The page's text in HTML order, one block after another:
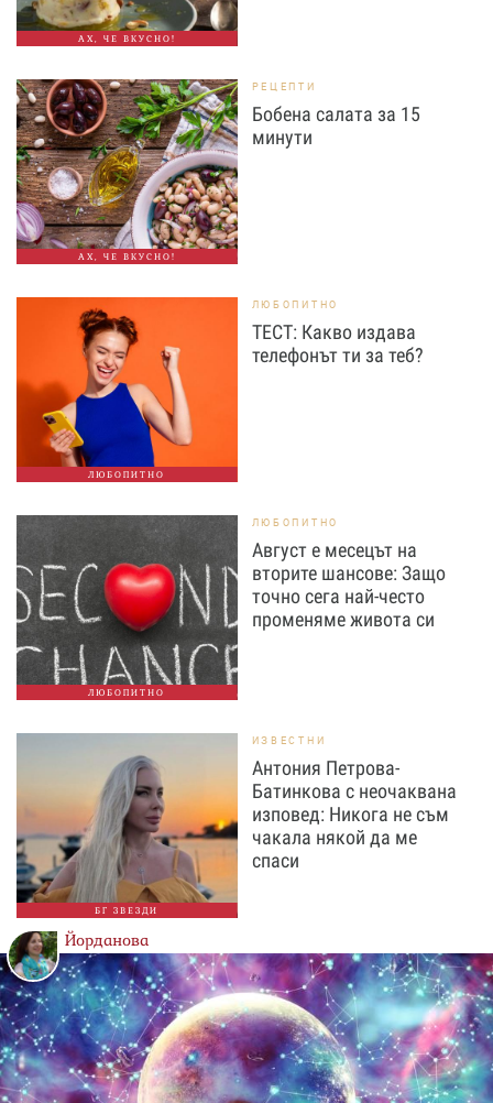
АХ, ЧЕ ВКУСНО!
АХ, ЧЕ ВКУСНО!
РЕЦЕПТИ
Бобена салата за 15
минути
ЛЮБОПИТНО
ЛЮБОПИТНО
ТЕСТ: Какво издава
телефонът ти за теб?
ЛЮБОПИТНО
ЛЮБОПИТНО
Август е месецът на
вторите шансове: Защо
точно сега най-често
променяме живота си
БГ ЗВЕЗДИ
ИЗВЕСТНИ
Антония Петрова-
Батинкова с неочаквана
изповед: Никога не съм
чакала някой да ме
спаси
Йорданова